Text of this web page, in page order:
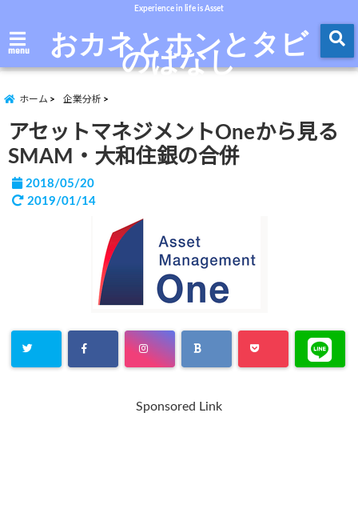
Experience in life is Asset
menu おカネとホンとタビ
のはなし
ホーム 企業分析
アセットマネジメントOneから見る
SMAM・大和住銀の合併
2018/05/20
2019/01/14
Sponsored Link